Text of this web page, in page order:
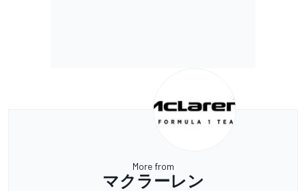
More from
マクラーレン